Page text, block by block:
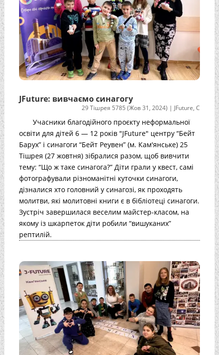
JFuture: вивчаємо синагогу
29 Тішрея 5785 (Жов 31, 2024) | JFuture,С
Учасники благодійного проєкту неформальної
освіти для дітей 6 — 12 років "JFuture" центру “Бейт
Барух” і синагоги “Бейт Реувен” (м. Кам'янське) 25
Тішрея (27 жовтня) зібралися разом, щоб вивчити
тему: “Що ж таке синагога?” Діти грали у квест, самі
фотографували різноманітні куточки синагоги,
дізналися хто головний у синагозі, як проходять
молитви, які молитовні книги є в бібліотеці синагоги.
Зустріч завершилася веселим майстер-класом, на
якому із шкарпеток діти робили “вишуканих”
рептилій.